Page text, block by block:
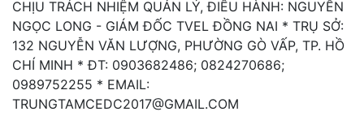
CHỊU TRÁCH NHIỆM QUẢN LÝ, ĐIỀU HÀNH: NGUYỄN
NGỌC LONG - GIÁM ĐỐC TVEL ĐỒNG NAI * TRỤ SỞ:
132 NGUYỄN VĂN LƯỢNG, PHƯỜNG GÒ VẤP, TP. HỒ
CHÍ MINH * ĐT: 0903682486; 0824270686;
0989752255 * EMAIL:
TRUNGTAMCEDC2017@GMAIL.COM